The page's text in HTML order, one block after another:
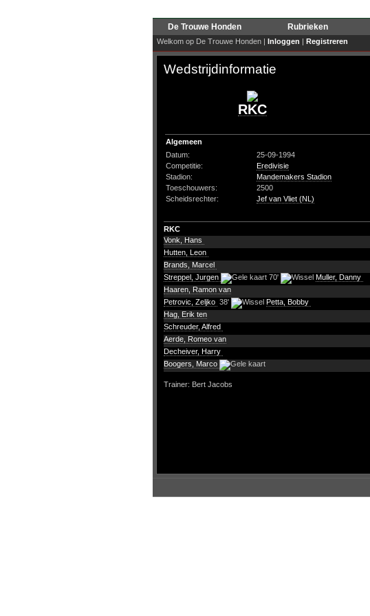
De Trouwe Honden Rubrieken
Welkom op De Trouwe Honden | Inloggen | Registreren
Wedstrijdinformatie
RKC
Algemeen
Datum:
25-09-1994
Competitie:
Eredivisie
Stadion:
Mandemakers Stadion
Toeschouwers:
2500
Scheidsrechter:
Jef van Vliet (NL)
RKC
Vonk, Hans
Hutten, Leon
Brands, Marcel
Streppel, Jurgen
70'
Muller, Danny
Haaren, Ramon van
Petrovic, Zeljko 38'
Petta, Bobby
Hag, Erik ten
Schreuder, Alfred
Aerde, Romeo van
Decheiver, Harry
Boogers, Marco
Trainer: Bert Jacobs